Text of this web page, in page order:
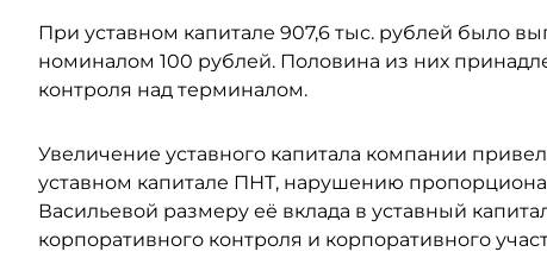
При уставном капитале 907,6 тыс. рублей было
номиналом 100 рублей. Половина из них
контроля над терминалом.
Увеличение уставного капитала компании
уставном капитале ПНТ, нарушению
Васильевой размеру её вклада в уставный
корпоративного контроля и корпоративного